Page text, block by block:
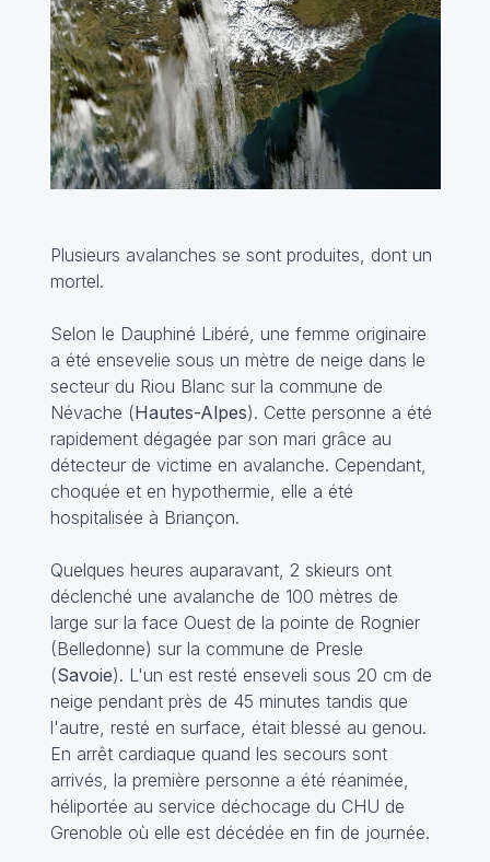
Plusieurs avalanches se sont produites, dont un
mortel.
Selon le Dauphiné Libéré, une femme originaire
a été ensevelie sous un mètre de neige dans le
secteur du Riou Blanc sur la commune de
Névache (Hautes-Alpes). Cette personne a été
rapidement dégagée par son mari grâce au
détecteur de victime en avalanche. Cependant,
choquée et en hypothermie, elle a été
hospitalisée à Briançon.
Quelques heures auparavant, 2 skieurs ont
déclenché une avalanche de 100 mètres de
large sur la face Ouest de la pointe de Rognier
(Belledonne) sur la commune de Presle
(Savoie). L'un est resté enseveli sous 20 cm de
neige pendant près de 45 minutes tandis que
l'autre, resté en surface, était blessé au genou.
En arrêt cardiaque quand les secours sont
arrivés, la première personne a été réanimée,
héliportée au service déchocage du CHU de
Grenoble où elle est décédée en fin de journée.